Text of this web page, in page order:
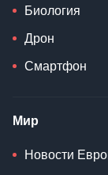
Биология
Дрон
Смартфон
Мир
Новости